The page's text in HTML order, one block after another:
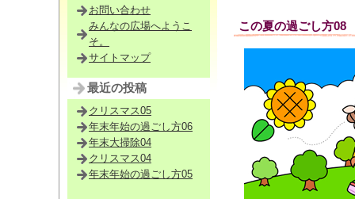
この夏の過ごし方08
お問い合わせ
みんなの広場へようこ
そ。
サイトマップ
最近の投稿
クリスマス05
年末年始の過ごし方06
年末大掃除04
クリスマス04
年末年始の過ごし方05